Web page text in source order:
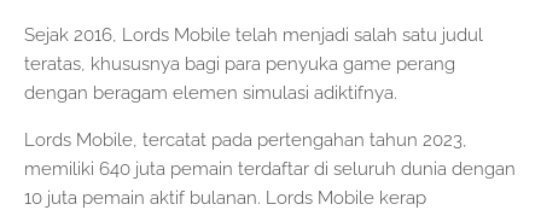
Sejak 2016, Lords Mobile telah menjadi salah satu judul
teratas, khususnya bagi para penyuka game perang
dengan beragam elemen simulasi adiktifnya.
Lords Mobile, tercatat pada pertengahan tahun 2023,
memiliki 640 juta pemain terdaftar di seluruh dunia dengan
10 juta pemain aktif bulanan. Lords Mobile kerap